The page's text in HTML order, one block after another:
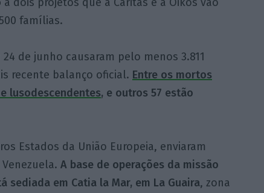
famílias.
de junho causaram pelo menos 3.811
recente balanço oficial. Entre os mortos
lusodescendentes, e outros 57 estão
Estados da União Europeia, enviaram
A base de operações da missão
em Catia la Mar, em La Guaira, zona